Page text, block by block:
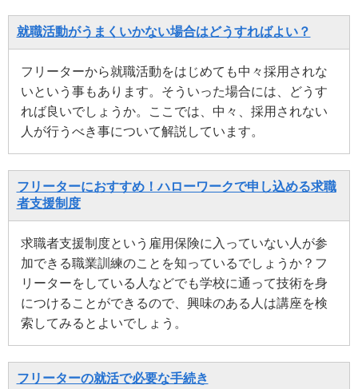
就職活動がうまくいかない場合はどうすればよい？
フリーターから就職活動をはじめても中々採用されな
いという事もあります。そういった場合には、どうす
れば良いでしょうか。ここでは、中々、採用されない
人が行うべき事について解説しています。
フリーターにおすすめ！ハローワークで申し込める求職
者支援制度
求職者支援制度という雇用保険に入っていない人が参
加できる職業訓練のことを知っているでしょうか？フ
リーターをしている人などでも学校に通って技術を身
につけることができるので、興味のある人は講座を検
索してみるとよいでしょう。
フリーターの就活で必要な手続き